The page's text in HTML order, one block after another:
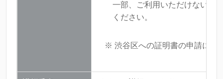
一部、ご利用いただけない支援
ください。
※ 渋谷区への証明書の申請につ